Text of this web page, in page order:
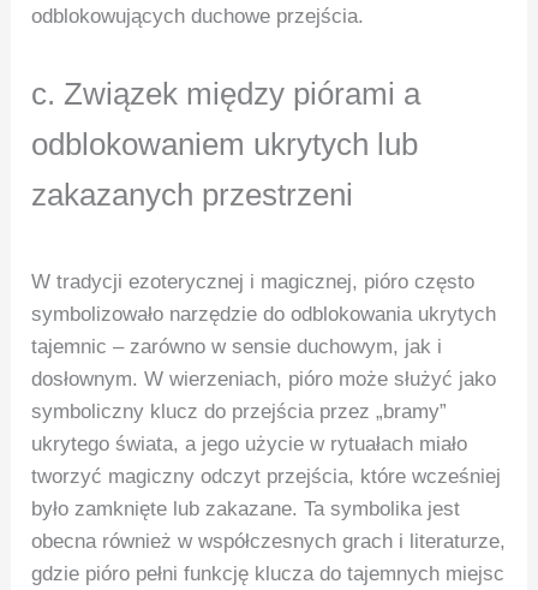
odblokowujących duchowe przejścia.
c. Związek między piórami a
odblokowaniem ukrytych lub
zakazanych przestrzeni
W tradycji ezoterycznej i magicznej, pióro często
symbolizowało narzędzie do odblokowania ukrytych
tajemnic – zarówno w sensie duchowym, jak i
dosłownym. W wierzeniach, pióro może służyć jako
symboliczny klucz do przejścia przez „bramy”
ukrytego świata, a jego użycie w rytuałach miało
tworzyć magiczny odczyt przejścia, które wcześniej
było zamknięte lub zakazane. Ta symbolika jest
obecna również w współczesnych grach i literaturze,
gdzie pióro pełni funkcję klucza do tajemnych miejsc